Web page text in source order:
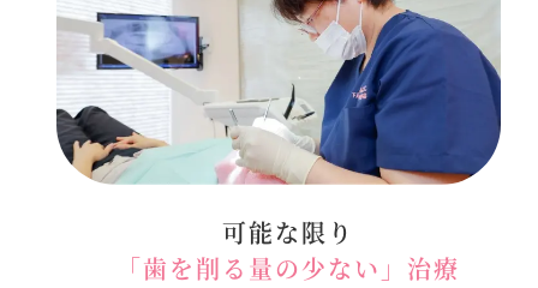
可能な限り
「歯を削る量の少ない」治療